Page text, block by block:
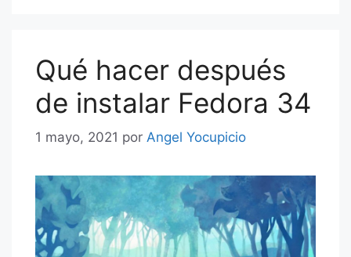
Qué hacer después
de instalar Fedora 34
1 mayo, 2021 por Angel Yocupicio